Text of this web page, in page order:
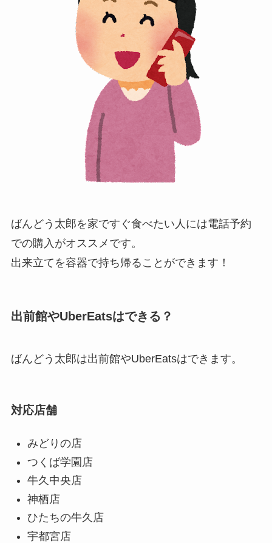
ばんどう太郎を家ですぐ食べたい人には電話予約
での購入がオススメです。
出来立てを容器で持ち帰ることができます！
出前館やUberEatsはできる？
ばんどう太郎は出前館やUberEatsはできます。
対応店舗
みどりの店
つくば学園店
牛久中央店
神栖店
ひたちの牛久店
宇都宮店